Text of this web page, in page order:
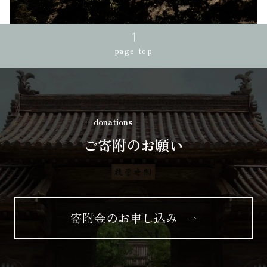
page top
donations
ご寄附のお願い
寄附金のお申し込み